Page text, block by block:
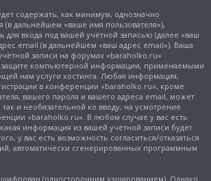
содержать, как минимум, однозначно
дальнейшем «ваше имя пользователя»),
для входа под вашей учётной записью (далее «ваш
email (в дальнейшем «ваш адрес email»). Ваша
записи на форумах «baraholko.ru»
защите компьютерной информации, применяемыми
нам услуги хостинга. Любая информация,
в конференции «baraholko.ru», кроме
вашего пароля и вашего адреса email, может
и необязательной ко вводу, на усмотрение
«baraholko.ru». В любом случае у вас есть
информация из вашей учётной записи будет
у вас есть возможность согласиться/отказаться
автоматически сгенерированных программным
(односторонним хэшированием). Однако